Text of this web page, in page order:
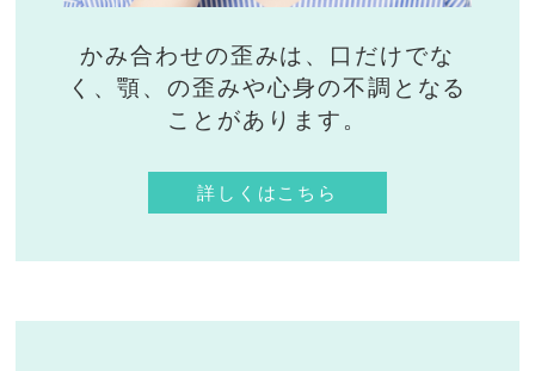
かみ合わせの歪みは、口だけでな
く、顎、の歪みや心身の不調となる
ことがあります。
詳しくはこちら